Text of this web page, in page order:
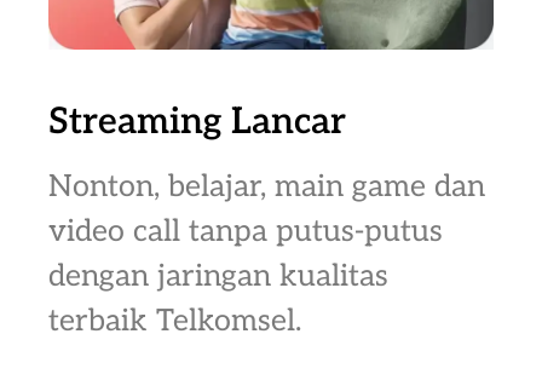
Streaming Lancar
Nonton, belajar, main game dan
video call tanpa putus-putus
dengan jaringan kualitas
terbaik Telkomsel.